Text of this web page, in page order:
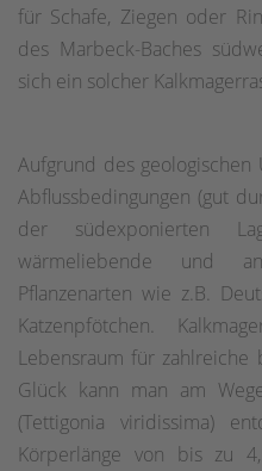
für Schafe, Ziegen oder
des Marbeck-Baches
sich ein solcher
Aufgrund des
Abflussbedingungen (gut
der südexponierten
wärmeliebende und
Pflanzenarten wie z.B.
Katzenpfötchen.
Lebensraum für
Glück kann man am
(Tettigonia viridissima)
Körperlänge von bis zu